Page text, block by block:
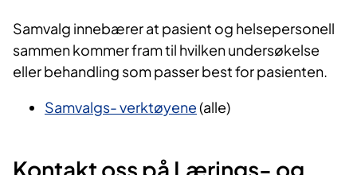
Samvalg innebærer at pasient og helsepersonell
sammen kommer fram til hvilken undersøkelse
eller behandling som passer best for pasienten.
Samvalgs- verktøyene(alle)
Kontakt oss på Lærings- og